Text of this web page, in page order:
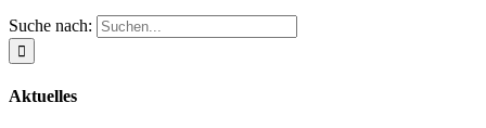
Suche nach:
Aktuelles